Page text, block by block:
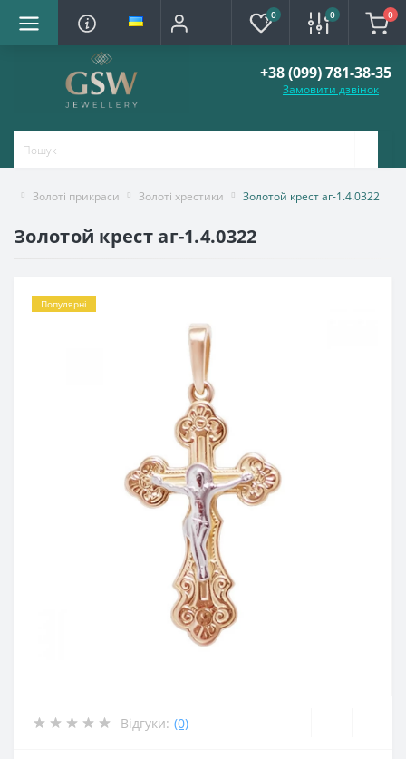
0 0 0
+38 (099) 781-38-35
Замовити дзвінок
Золоті прикраси Золоті хрестики Золотой крест аг-1.4.0322
Золотой крест аг-1.4.0322
Популярні
Відгуки: (0)